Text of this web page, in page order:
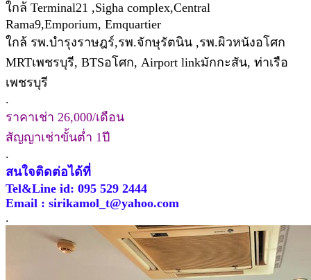
ใกล้ Terminal21 ,Sigha complex,Central
Rama9,Emporium, Emquartier
ใกล้ รพ.บำรุงราษฎร์,รพ.จักษุรัตนิน ,รพ.ผิวหนังอโศก
MRTเพชรบุรี, BTSอโศก, Airport linkมักกะสัน, ท่าเรือ
เพชรบุรี
.
ราคาเช่า 26,000/เดือน
สัญญาเช่าขั้นต่ำ 1ปี
.
สนใจติดต่อได้ที่
Tel&Line id: 095 529 2444
Email : sirikamol_t@yahoo.com
.